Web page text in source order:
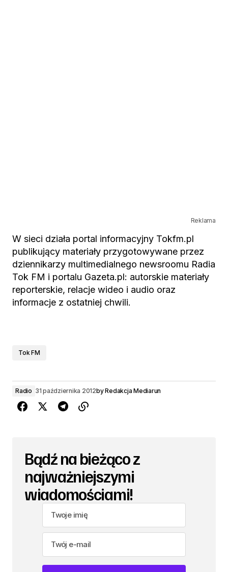
Reklama
W sieci działa portal informacyjny Tokfm.pl
publikujący materiały przygotowywane przez
dziennikarzy multimedialnego newsroomu Radia
Tok FM i portalu Gazeta.pl: autorskie materiały
reporterskie, relacje wideo i audio oraz
informacje z ostatniej chwili.
Tok FM
Radio 31 października 2012byRedakcja Mediarun
Bądź na bieżąco z
najważniejszymi
wiadomościami!